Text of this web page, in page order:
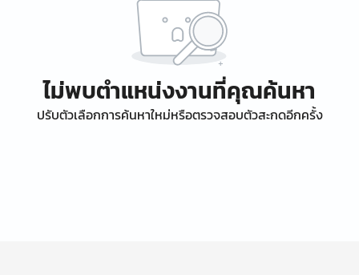
ไม่พบตำแหน่งงานที่คุณค้นหา
ปรับตัวเลือกการค้นหาใหม่หรือตรวจสอบตัวสะกดอีกครั้ง